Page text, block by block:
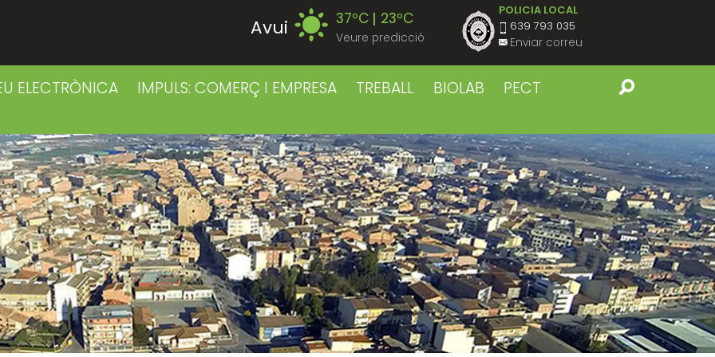
Avui 37ºC 23ºC
Veure predicció
Divendres 39ºC 23ºC
Diumenge 38ºC 23ºC
Dilluns 39ºC 23ºC
Dimarts 39ºC 22ºC
Dimecres 41ºC 22ºC
POLICIA LOCAL
639 793 035
Enviar correu
ELECTRÒNICA IMPULS: COMERÇ I EMPRESA TREBALL BIOLAB
PECT